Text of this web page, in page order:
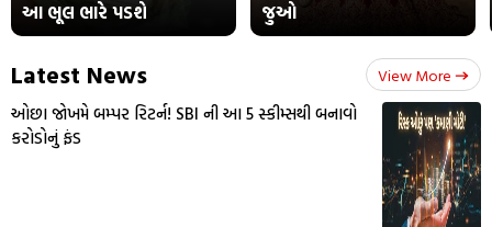
આ ભૂલ ભારે પડશે જુઓ
Latest News View More
ઓછા જોખમે બમ્પર રિટર્ન! SBI ની આ 5 સ્કીમ્સથી બનાવો
કરોડોનું ફંડ